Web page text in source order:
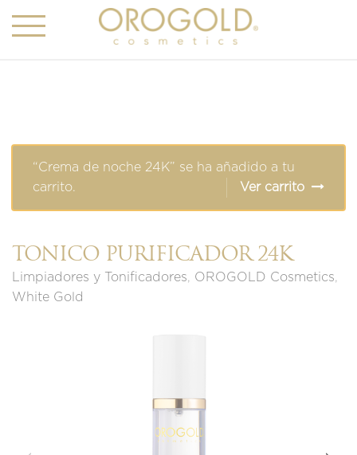
“Crema de noche 24K” se ha añadido a tu
carrito.
Ver carrito
TÓNICO PURIFICADOR 24K
Limpiadores y Tonificadores OROGOLD Cosmetics
White Gold